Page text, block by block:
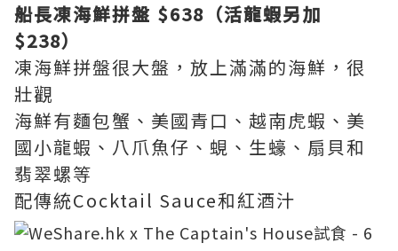
船長凍海鮮拼盤 $638（活龍蝦另加
$238）
凍海鮮拼盤很大盤，放上滿滿的海鮮，很
壯觀
海鮮有麵包蟹、美國青口、越南虎蝦、美
國小龍蝦、八爪魚仔、蜆、生蠔、扇貝和
翡翠螺等
配傳統Cocktail Sauce和紅酒汁